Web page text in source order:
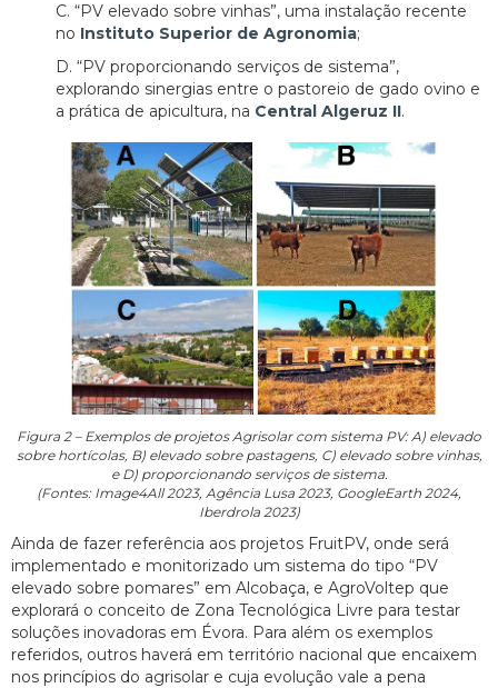
C. “PV elevado sobre vinhas”, uma instalação recente
no Instituto Superior de Agronomia;
D. “PV proporcionando serviços de sistema”,
explorando sinergias entre o pastoreio de gado ovino e
a prática de apicultura, na Central Algeruz II.
Figura 2 – Exemplos de projetos Agrisolar com sistema PV: A) elevado
sobre hortícolas, B) elevado sobre pastagens, C) elevado sobre vinhas,
e D) proporcionando serviços de sistema.
(Fontes: Image4All 2023, Agência Lusa 2023, GoogleEarth 2024,
Iberdrola 2023)
Ainda de fazer referência aos projetos FruitPV, onde será
implementado e monitorizado um sistema do tipo “PV
elevado sobre pomares” em Alcobaça, e AgroVoltep que
explorará o conceito de Zona Tecnológica Livre para testar
soluções inovadoras em Évora. Para além os exemplos
referidos, outros haverá em território nacional que encaixem
nos princípios do agrisolar e cuja evolução vale a pena